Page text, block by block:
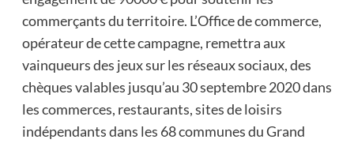
commerçants du territoire. L’Office de commerce,
opérateur de cette campagne, remettra aux
vainqueurs des jeux sur les réseaux sociaux, des
chèques valables jusqu’au 30 septembre 2020 dans
les commerces, restaurants, sites de loisirs
indépendants dans les 68 communes du Grand